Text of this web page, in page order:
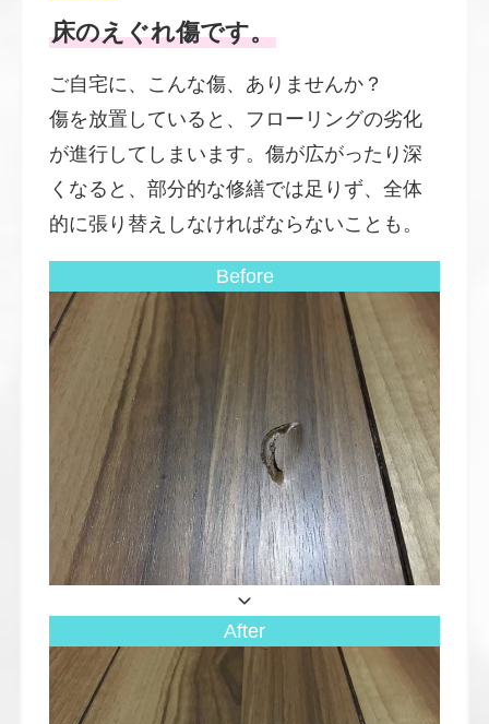
床のえぐれ傷です。
ご自宅に、こんな傷、ありませんか？
傷を放置していると、フローリングの劣化
が進行してしまいます。傷が広がったり深
くなると、部分的な修繕では足りず、全体
的に張り替えしなければならないことも。
Before
After